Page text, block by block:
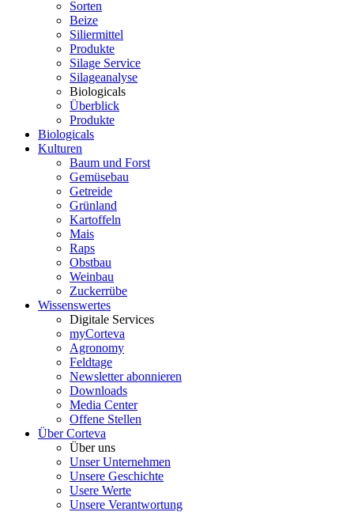
Sorten
Beize
Siliermittel
Produkte
Silage Service
Silageanalyse
Biologicals
Überblick
Produkte
Biologicals
Kulturen
Baum und Forst
Gemüsebau
Getreide
Grünland
Kartoffeln
Mais
Raps
Obstbau
Weinbau
Zuckerrübe
Wissenswertes
Digitale Services
myCorteva
Agronomy
Feldtage
Newsletter abonnieren
Downloads
Media Center
Offene Stellen
Über Corteva
Über uns
Unser Unternehmen
Unsere Geschichte
Usere Werte
Unsere Verantwortung